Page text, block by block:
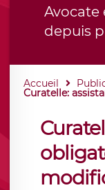
Avocate
depuis
Accueil
Curatelle: